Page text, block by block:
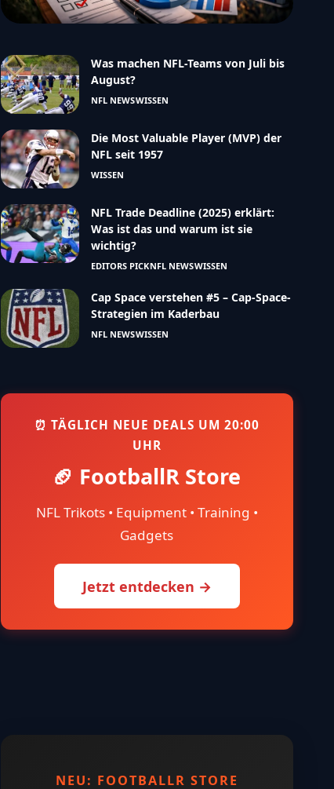
Was machen NFL-Teams von Juli bis
August?
NFL NEWSWISSEN
Die Most Valuable Player (MVP) der
NFL seit 1957
WISSEN
NFL Trade Deadline (2025) erklärt:
Was ist das und warum ist sie
wichtig?
EDITORS PICKNFL NEWSWISSEN
Cap Space verstehen #5 – Cap-Space-
Strategien im Kaderbau
NFL NEWSWISSEN
⏰ TÄGLICH NEUE DEALS UM 20:00
UHR
🏈 FootballR Store
NFL Trikots • Equipment • Training •
Gadgets
Jetzt entdecken →
NEU: FOOTBALLR STORE